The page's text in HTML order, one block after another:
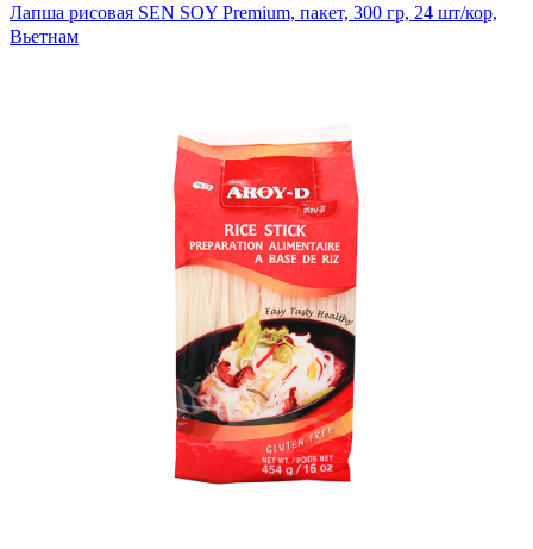
Лапша рисовая SEN SOY Premium, пакет, 300 гр, 24 шт/кор,
Вьетнам